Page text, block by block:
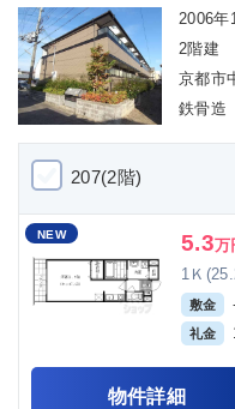
2006年
2階建
京都市
鉄骨造
207(2階)
NEW 5.3万
1Ｋ
敷金
礼金
物件詳細